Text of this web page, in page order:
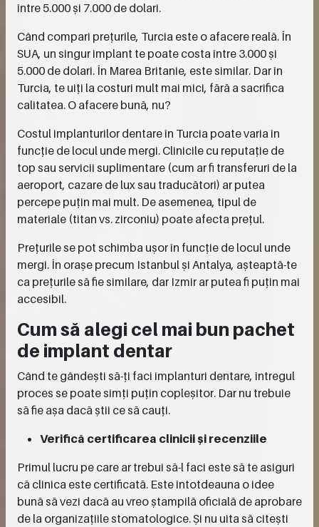
între 5.000 și 7.000 de dolari.
Când compari prețurile, Turcia este o afacere reală. În
SUA, un singur implant te poate costa între 3.000 și
5.000 de dolari. În Marea Britanie, este similar. Dar în
Turcia, te uiți la costuri mult mai mici, fără a sacrifica
calitatea. O afacere bună, nu?
Costul implanturilor dentare în Turcia poate varia în
funcție de locul unde mergi. Clinicile cu reputație de
top sau servicii suplimentare (cum ar fi transferuri de la
aeroport, cazare de lux sau traducători) ar putea
percepe puțin mai mult. De asemenea, tipul de
materiale (titan vs. zirconiu) poate afecta prețul.
Prețurile se pot schimba ușor în funcție de locul unde
mergi. În orașe precum Istanbul și Antalya, așteaptă-te
ca prețurile să fie similare, dar Izmir ar putea fi puțin mai
accesibil.
Cum să alegi cel mai bun pachet
de implant dentar
Când te gândești să-ți faci implanturi dentare, întregul
proces se poate simți puțin copleșitor. Dar nu trebuie
să fie așa dacă știi ce să cauți.
Verifică certificarea clinicii și recenziile
Primul lucru pe care ar trebui să-l faci este să te asiguri
că clinica este certificată. Este întotdeauna o idee
bună să vezi dacă au vreo ștampilă oficială de aprobare
de la organizațiile stomatologice. Și nu uita să citești